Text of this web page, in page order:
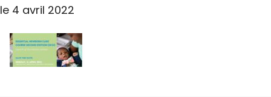
le 4 avril 2022